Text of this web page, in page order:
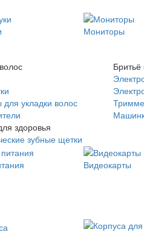
Мониторы
укладки волос
здоровья
зубные щетки
Бритьё
Видеокарты